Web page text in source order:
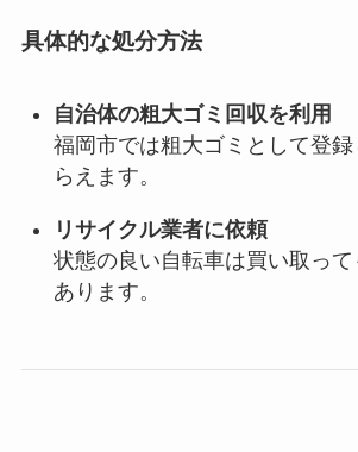
具体的な処分方法
自治体の粗大ゴミ回収を利用
福岡市では粗大ゴミとして登
らえます。
リサイクル業者に依頼
状態の良い自転車は買い取っ
あります。